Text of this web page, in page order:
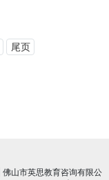
尾页
佛山市英思教育咨询有限公